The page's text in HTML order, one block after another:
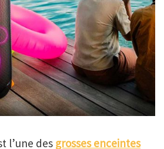
l’une des grosses enceintes